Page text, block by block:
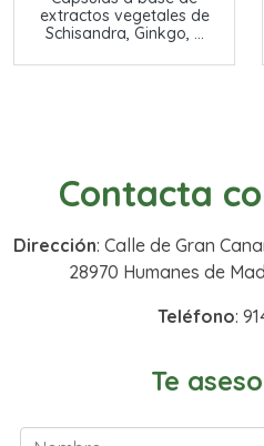
extractos vegetales de
Schisandra, Ginkgo, ...
Contacta
Dirección: Calle de Gran
28970 Humanes de
Teléfono:
Te